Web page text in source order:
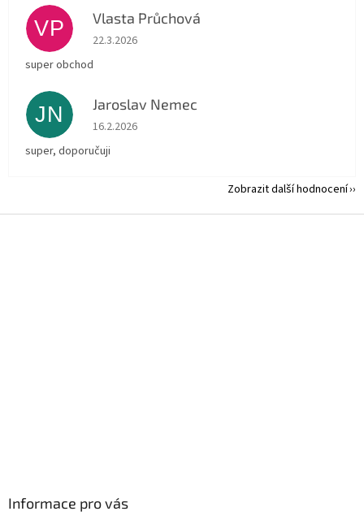
VP Vlasta Průchová
Hodnocení obchodu je 5 z 5 hvězdiček.
22.3.2026
super obchod
JN Jaroslav Nemec
Hodnocení obchodu je 5 z 5 hvězdiček.
16.2.2026
super, doporučuji
Zobrazit další hodnocení
Informace pro vás